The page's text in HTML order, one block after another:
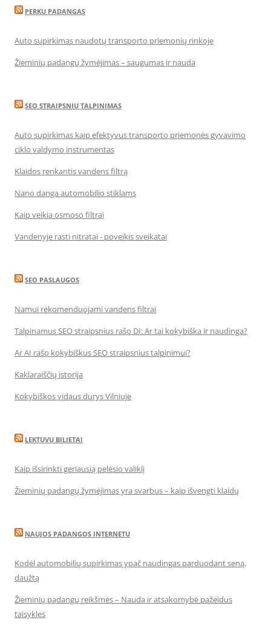
PERKU PADANGAS
Auto supirkimas naudotų transporto priemonių rinkoje
Žieminių padangų žymėjimas – saugumas ir nauda
SEO STRAIPSNIU TALPINIMAS
Auto supirkimas kaip efektyvus transporto priemonės gyvavimo
ciklo valdymo instrumentas
Klaidos renkantis vandens filtrą
Nano danga automobilio stiklams
Kaip veikia osmoso filtrai
Vandenyje rasti nitratai - poveikis sveikatai
SEO PASLAUGOS
Namui rekomenduojami vandens filtrai
Talpinamus SEO straipsnius rašo DI: Ar tai kokybiška ir naudinga?
Ar AI rašo kokybiškus SEO straipsnius talpinimui?
Kaklaraiščių istorija
Kokybiškos vidaus durys Vilniuje
LEKTUVU BILIETAI
Kaip išsirinkti geriausią pelėsio valiklį
Žieminių padangų žymėjimas yra svarbus – kaip išvengti klaidų
NAUJOS PADANGOS INTERNETU
Kodėl automobilių supirkimas ypač naudingas parduodant seną,
daužtą
Žieminių padangų reikšmės – Nauda ir atsakomybė pažeidus
taisykles